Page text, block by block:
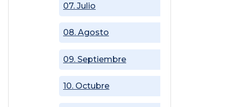
07. Julio
08. Agosto
09. Septiembre
10. Octubre